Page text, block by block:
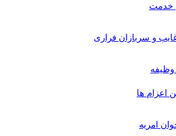
و سربازان فراری
ها